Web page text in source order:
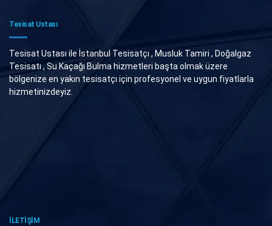
Tesisat Ustası
Tesisat Ustası ile İstanbul Tesisatçı , Musluk Tamiri , Doğalgaz
Tesisatı , Su Kaçağı Bulma hizmetleri başta olmak üzere
bölgenize en yakın tesisatçı için profesyonel ve uygun fiyatlarla
hizmetinizdeyiz.
İLETİŞİM